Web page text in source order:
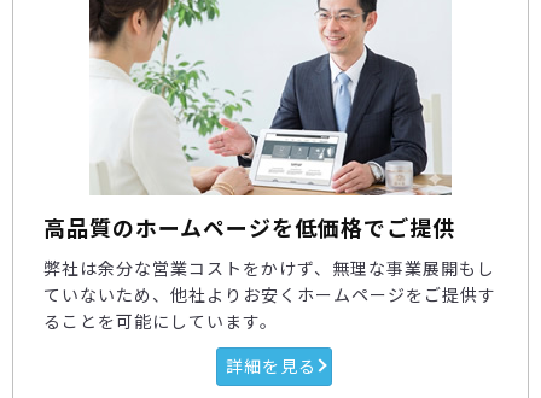
高品質のホームページを低価格でご提供
弊社は余分な営業コストをかけず、無理な事業展開もし
ていないため、他社よりお安くホームページをご提供す
ることを可能にしています。
詳細を見る